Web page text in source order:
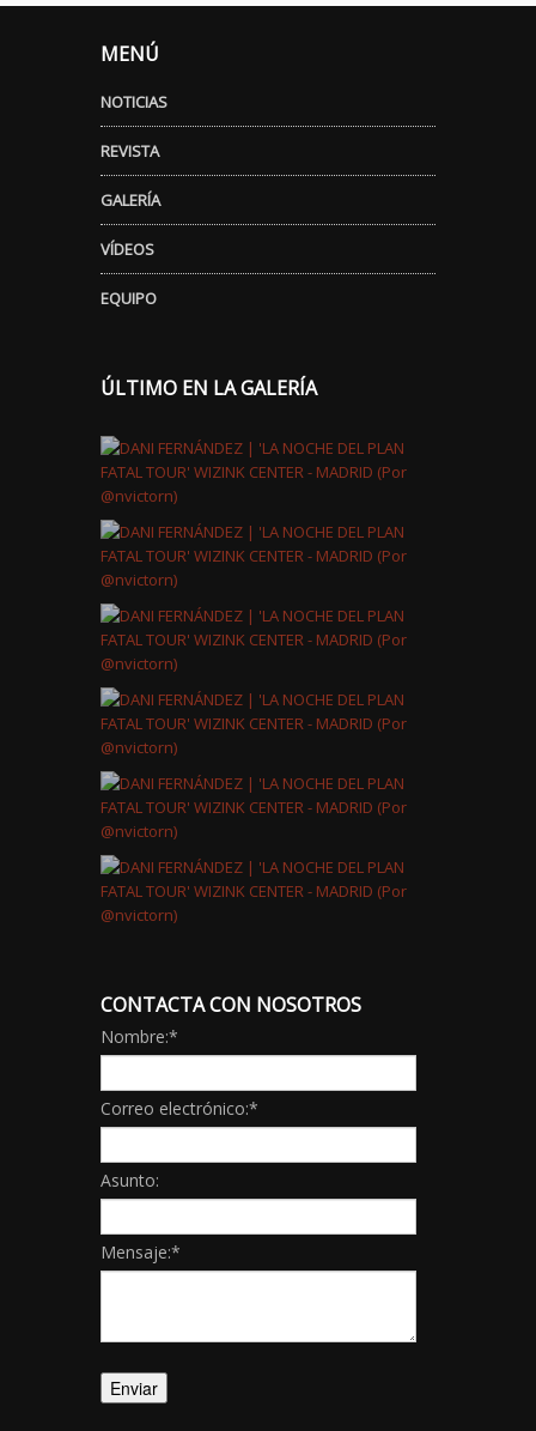
MENÚ
NOTICIAS
REVISTA
GALERÍA
VÍDEOS
EQUIPO
ÚLTIMO EN LA GALERÍA
CONTACTA CON NOSOTROS
Nombre:*
Correo electrónico:*
Asunto:
Mensaje:*